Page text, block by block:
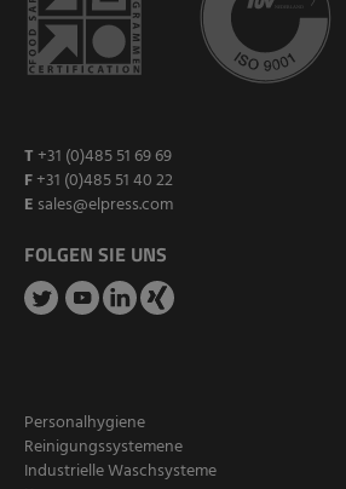
T +31 (0)485 51 69 69
F+31 (0)485 51 40 22
E sales@elpress.com
FOLGEN SIE UNS
Personalhygiene
Reinigungssystemene
Industrielle Waschsysteme